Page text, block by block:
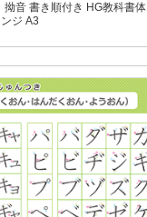
音 書き順付き HG教科書体
ジ A3